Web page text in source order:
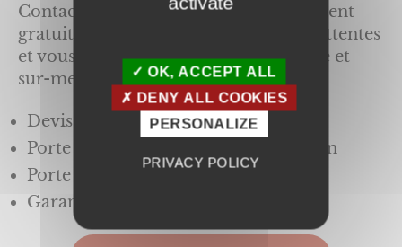
Contactez-nous, nos experts se déplacent
gratuitement pour échanger sur vos attentes
et vous proposer une solution adaptée et
sur-mesure.
Devis gratuit
Porte blindée appartement ou maison
Porte blindée FICHET certifiée A2P
Garantie 10 ans
OK, ACCEPT ALL
DENY ALL COOKIES
PERSONALIZE
PRIVACY POLICY